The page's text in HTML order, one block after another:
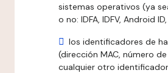
sistemas operativos (ya
o no: IDFA, IDFV, Android
los identificadores de
(dirección MAC, número
cualquier otro